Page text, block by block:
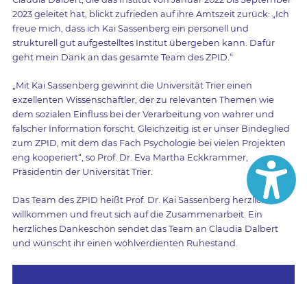
2023 geleitet hat, blickt zufrieden auf ihre Amtszeit zurück: „Ich
freue mich, dass ich Kai Sassenberg ein personell und
strukturell gut aufgestelltes Institut übergeben kann. Dafür
geht mein Dank an das gesamte Team des ZPID.“
„Mit Kai Sassenberg gewinnt die Universität Trier einen
exzellenten Wissenschaftler, der zu relevanten Themen wie
dem sozialen Einfluss bei der Verarbeitung von wahrer und
falscher Information forscht. Gleichzeitig ist er unser Bindeglied
zum ZPID, mit dem das Fach Psychologie bei vielen Projekten
eng kooperiert“, so Prof. Dr. Eva Martha Eckkrammer,
Präsidentin der Universität Trier.
Das Team des ZPID heißt Prof. Dr. Kai Sassenberg herzlich
willkommen und freut sich auf die Zusammenarbeit. Ein
herzliches Dankeschön sendet das Team an Claudia Dalbert
und wünscht ihr einen wohlverdienten Ruhestand.